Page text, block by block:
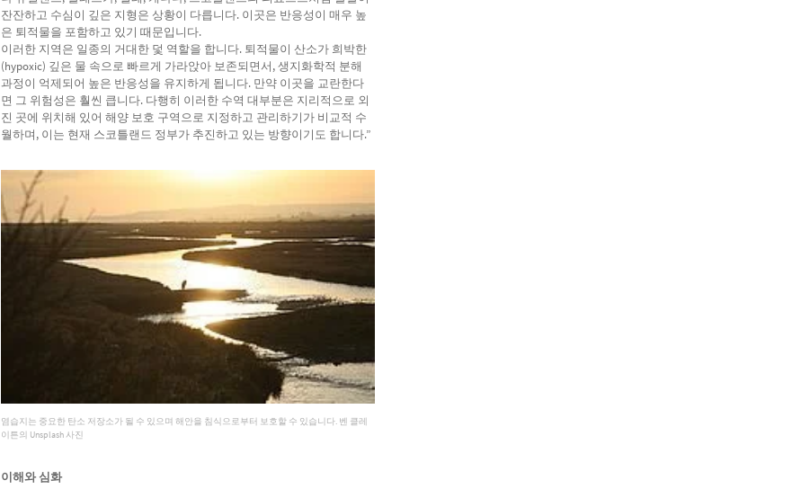
잔잔하고 수심이 깊은 지형은 상황이 다릅니다. 이곳은 반응성이 매우 높
은 퇴적물을 포함하고 있기 때문입니다.
이러한 지역은 일종의 거대한 덫 역할을 합니다. 퇴적물이 산소가 희박한
(hypoxic) 깊은 물 속으로 빠르게 가라앉아 보존되면서, 생지화학적 분해
과정이 억제되어 높은 반응성을 유지하게 됩니다. 만약 이곳을 교란한다
면 그 위험성은 훨씬 큽니다. 다행히 이러한 수역 대부분은 지리적으로 외
진 곳에 위치해 있어 해양 보호 구역으로 지정하고 관리하기가 비교적 수
월하며, 이는 현재 스코틀랜드 정부가 추진하고 있는 방향이기도 합니다.”
염습지는 중요한 탄소 저장소가 될 수 있으며 해안을 침식으로부터 보호할 수 있습니다. 벤 클레
이튼의 Unsplash 사진
이해와 심화